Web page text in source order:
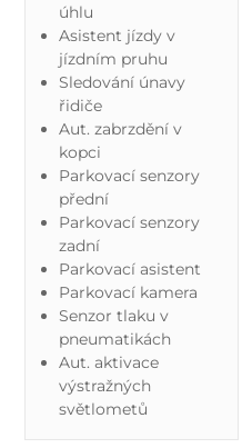
úhlu
Asistent jízdy v
jízdním pruhu
Sledování únavy
řidiče
Aut. zabrzdění v
kopci
Parkovací senzory
přední
Parkovací senzory
zadní
Parkovací asistent
Parkovací kamera
Senzor tlaku v
pneumatikách
Aut. aktivace
výstražných
světlometů